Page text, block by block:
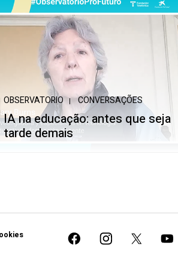
OBSERVATORIO CONVERSAÇÕES
IA na educação: antes que seja
tarde demais